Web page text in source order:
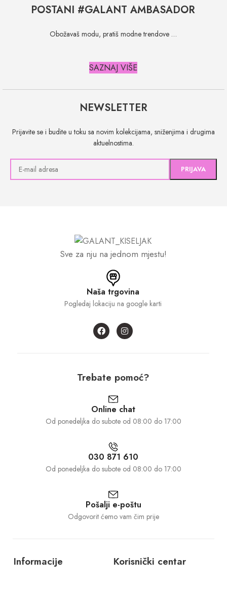
POSTANI #GALANT AMBASADOR
Obožavaš modu, pratiš modne trendove …
SAZNAJ VIŠE
NEWSLETTER
Prijavite se i budite u toku sa novim kolekcijama, sniženjima i drugima
aktuelnostima.
Sve za nju na jednom mjestu!
Naša trgovina
Pogledaj lokaciju na google karti
Trebate pomoć?
Online chat
Od ponedeljka do subote od 08:00 do 17:00
030 871 610
Od ponedeljka do subote od 08:00 do 17:00
Pošalji e-poštu
Odgovorit ćemo vam čim prije
Informacije Korisnički centar